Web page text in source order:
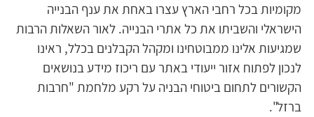
מקומיות בכל רחבי הארץ עצרו באחת את ענף הבנייה
הישראלי והשביתו את כל אתרי הבנייה. לאור השאלות הרבות
שמגיעות אלינו ממבוטחינו ומקהל הקבלנים בכלל, ראינו
לנכון לפתוח אזור ייעודי באתר עם ריכוז מידע בנושאים
הקשורים לתחום ביטוחי הבניה על רקע מלחמת "חרבות
ברזל".